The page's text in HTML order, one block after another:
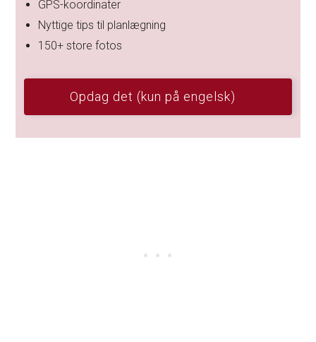
GPS-koordinater
Nyttige tips til planlægning
150+ store fotos
Opdag det (kun på engelsk)